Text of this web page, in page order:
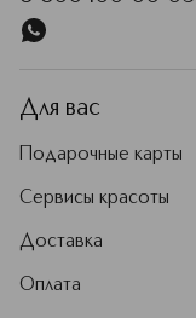
Для вас
Подарочные карты
Сервисы красоты
Доставка
Оплата